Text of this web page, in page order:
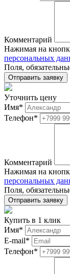
Комментарий
Нажимая на
персональных
Поля,
Уточнить цену
Имя*
Телефон*
Комментарий
Нажимая на
персональных
Поля,
Купить в 1 клик
Имя*
E-mail*
Телефон*